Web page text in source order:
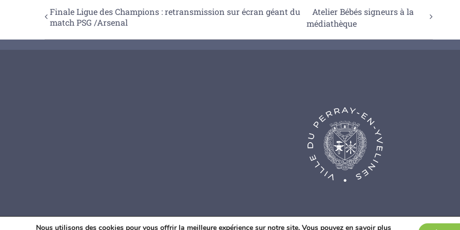
Finale Ligue des Champions : retransmission sur écran géant du
match PSG /Arsenal
Atelier Bébés signeurs à la
médiathèque
Politique de confidentialité|
Nous utilisons des cookies pour vous offrir la meilleure expérience sur notre site. Vous pouvez en savoir plus